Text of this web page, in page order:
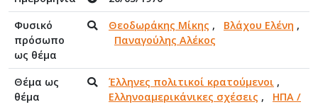
Φυσικό
πρόσωπο
ως θέμα
Θεοδωράκης Μίκης , Βλάχου Ελένη ,
Παναγούλης Αλέκος
Θέμα ως
θέμα
Έλληνες πολιτικοί κρατούμενοι ,
Ελληνοαμερικάνικες σχέσεις , ΗΠΑ /